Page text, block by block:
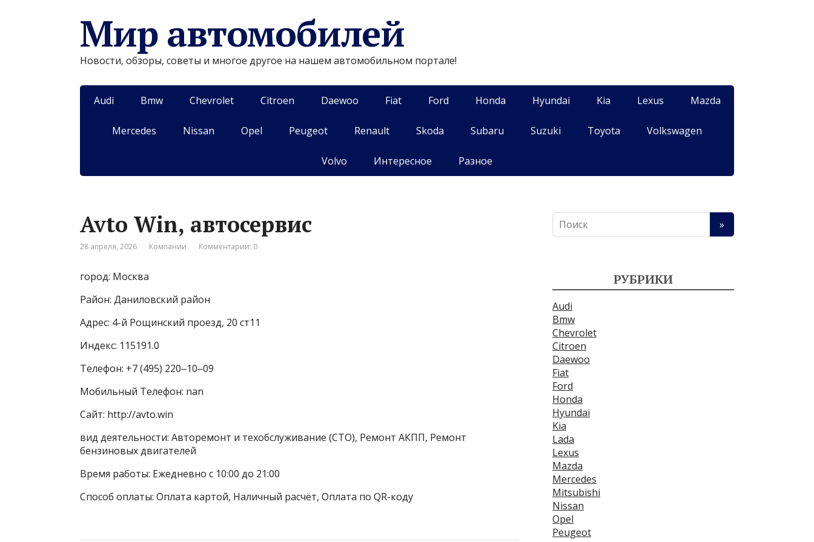
Мир автомобилей
Новости, обзоры, советы и многое другое на нашем автомобильном портале!
Audi Bmw Chevrolet Citroen Daewoo Fiat Ford Honda Hyundai Kia Lexus Mazda
Mercedes Nissan Opel Peugeot Renault Skoda Subaru Suzuki Toyota Volkswagen
Volvo Интересное Разное
Avto Win, автосервис
28 апреля, 2026 Компании Комментарии: 0
город: Москва
Район: Даниловский район
Адрес: 4-й Рощинский проезд, 20 ст11
Индекс: 115191.0
Телефон: +7 (495) 220‒10‒09
Мобильный Телефон: nan
Сайт: http://avto.win
вид деятельности: Авторемонт и техобслуживание (СТО), Ремонт АКПП, Ремонт
бензиновых двигателей
Время работы: Ежедневно с 10:00 до 21:00
Способ оплаты: Оплата картой, Наличный расчёт, Оплата по QR-коду
РУБРИКИ
Audi
Bmw
Chevrolet
Citroen
Daewoo
Fiat
Ford
Honda
Hyundai
Kia
Lada
Lexus
Mazda
Mercedes
Mitsubishi
Nissan
Opel
Peugeot